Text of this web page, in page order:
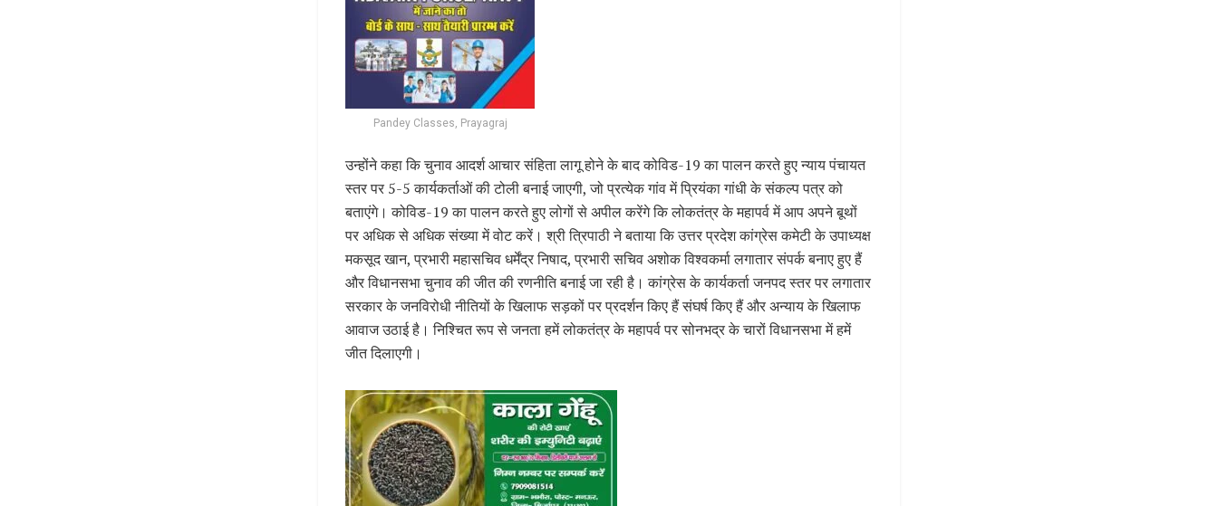
Pandey Classes, Prayagraj
उन्होंने कहा कि चुनाव आदर्श आचार संहिता लागू होने के बाद कोविड-19 का पालन करते हुए न्याय पंचायत
स्तर पर 5-5 कार्यकर्ताओं की टोली बनाई जाएगी, जो प्रत्येक गांव में प्रियंका गांधी के संकल्प पत्र को
बताएंगे। कोविड-19 का पालन करते हुए लोगों से अपील करेंगे कि लोकतंत्र के महापर्व में आप अपने बूथों
पर अधिक से अधिक संख्या में वोट करें। श्री त्रिपाठी ने बताया कि उत्तर प्रदेश कांग्रेस कमेटी के उपाध्यक्ष
मकसूद खान, प्रभारी महासचिव धर्मेंद्र निषाद, प्रभारी सचिव अशोक विश्वकर्मा लगातार संपर्क बनाए हुए हैं
और विधानसभा चुनाव की जीत की रणनीति बनाई जा रही है। कांग्रेस के कार्यकर्ता जनपद स्तर पर लगातार
सरकार के जनविरोधी नीतियों के खिलाफ सड़कों पर प्रदर्शन किए हैं संघर्ष किए हैं और अन्याय के खिलाफ
आवाज उठाई है। निश्चित रूप से जनता हमें लोकतंत्र के महापर्व पर सोनभद्र के चारों विधानसभा में हमें
जीत दिलाएगी।